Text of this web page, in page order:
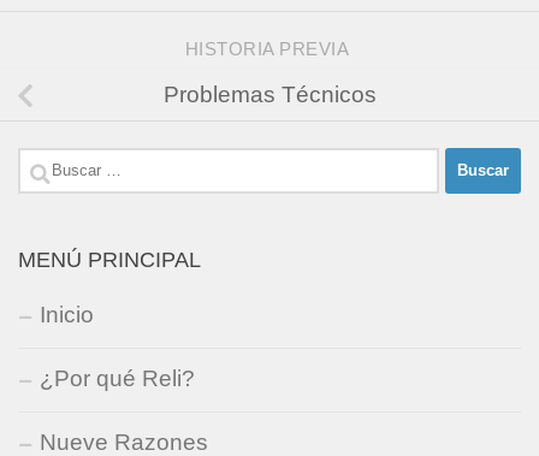
HISTORIA PREVIA
Problemas Técnicos
Buscar:
MENÚ PRINCIPAL
Inicio
¿Por qué Reli?
Nueve Razones